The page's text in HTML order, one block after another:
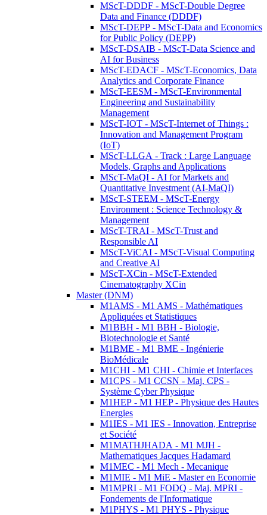
MScT-DDDF - MScT-Double Degree
Data and Finance (DDDF)
MScT-DEPP - MScT-Data and Economics
for Public Policy (DEPP)
MScT-DSAIB - MScT-Data Science and
AI for Business
MScT-EDACF - MScT-Economics, Data
Analytics and Corporate Finance
MScT-EESM - MScT-Environmental
Engineering and Sustainability
Management
MScT-IOT - MScT-Internet of Things :
Innovation and Management Program
(IoT)
MScT-LLGA - Track : Large Language
Models, Graphs and Applications
MScT-MaQI - AI for Markets and
Quantitative Investment (AI-MaQI)
MScT-STEEM - MScT-Energy
Environment : Science Technology &
Management
MScT-TRAI - MScT-Trust and
Responsible AI
MScT-ViCAI - MScT-Visual Computing
and Creative AI
MScT-XCin - MScT-Extended
Cinematography XCin
Master (DNM)
M1AMS - M1 AMS - Mathématiques
Appliquées et Statistiques
M1BBH - M1 BBH - Biologie,
Biotechnologie et Santé
M1BME - M1 BME - Ingénierie
BioMédicale
M1CHI - M1 CHI - Chimie et Interfaces
M1CPS - M1 CCSN - Maj. CPS -
Système Cyber Physique
M1HEP - M1 HEP - Physique des Hautes
Energies
M1IES - M1 IES - Innovation, Entreprise
et Société
M1MATHJHADA - M1 MJH -
Mathematiques Jacques Hadamard
M1MEC - M1 Mech - Mecanique
M1MIE - M1 MiE - Master en Economie
M1MPRI - M1 FODQ - Maj. MPRI -
Fondements de l'Informatique
M1PHYS - M1 PHYS - Physique